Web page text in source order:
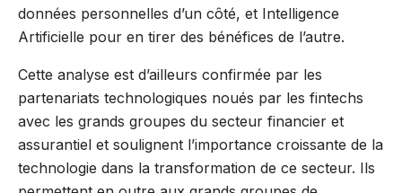
données personnelles d’un côté, et Intelligence
Artificielle pour en tirer des bénéfices de l’autre.
Cette analyse est d’ailleurs confirmée par les
partenariats technologiques noués par les fintechs
avec les grands groupes du secteur financier et
assurantiel et soulignent l’importance croissante de la
technologie dans la transformation de ce secteur. Ils